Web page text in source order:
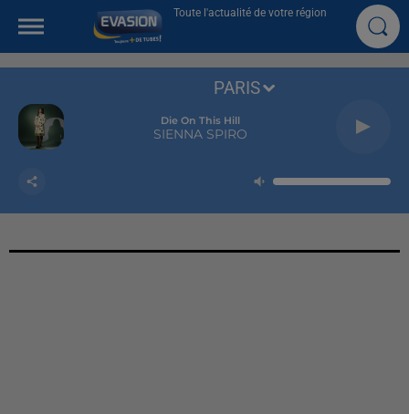
Toute l'actualité de votre région
Die On This Hill
SIENNA SPIRO
PARIS